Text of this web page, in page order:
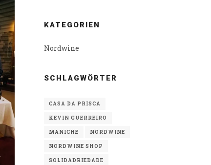
KATEGORIEN
Nordwine
SCHLAGWÖRTER
CASA DA PRISCA
KEVIN GUERREIRO
MANICHE NORDWINE
NORDWINE SHOP
SOLIDADRIEDADE